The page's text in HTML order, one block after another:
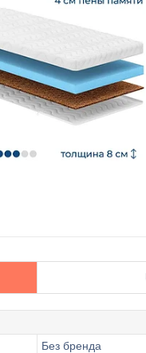
Без бренда